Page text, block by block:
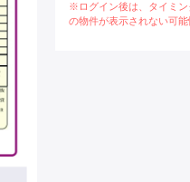
※ログイン後は、タイミン
の物件が表示されない可能